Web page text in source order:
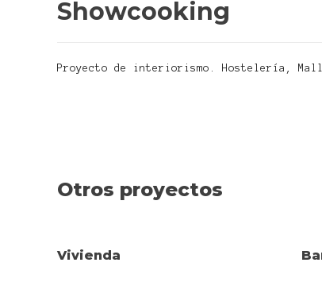
Showcooking
Proyecto de interiorismo. Hostelería,
Otros proyectos
Vivienda